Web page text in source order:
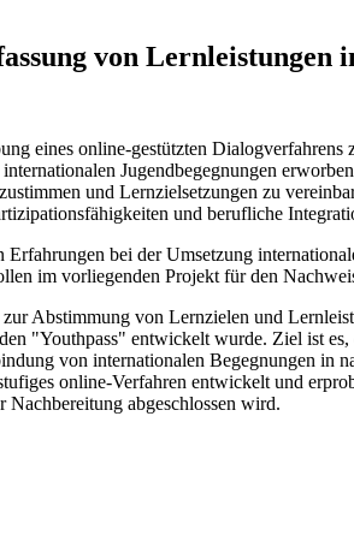
von Lernleistungen
eines online-gestützten
Jugendbegegnungen
und Lernzielsetzungen zu
und berufliche
bei der Umsetzung
im vorliegenden Projekt für den
Abstimmung von Lernzielen und
"Youthpass" entwickelt wurde. Ziel ist
von internationalen Begegnungen in
online-Verfahren entwickelt und
Nachbereitung abgeschlossen wird.